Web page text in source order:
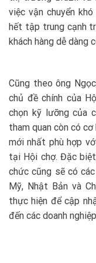
việc vận chuyển
hết tập trung cạnh
khách hàng dễ dàng
Cũng theo ông
chủ đề chính của
chọn kỹ lưỡng của
tham quan còn có
mới nhất phù hợp
tại Hội chợ. Đặc
chức cũng sẽ có
Mỹ, Nhật Bản và
thực hiện để cập
đến các doanh